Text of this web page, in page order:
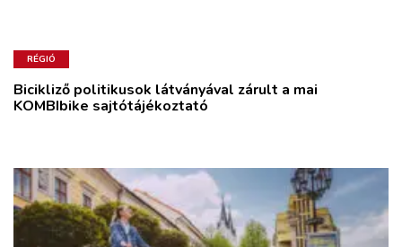
RÉGIÓ
Bicikliző politikusok látványával zárult a mai
KOMBIbike sajtótájékoztató